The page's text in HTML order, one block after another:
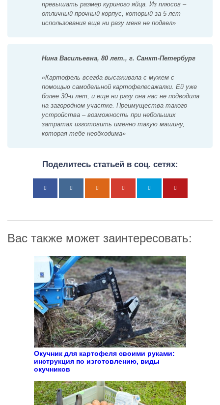
превышать размер куриного яйца. Из плюсов –
отличный прочный корпус, который за 5 лет
использования еще ни разу меня не подвел»
Нина Васильевна, 80 лет., г. Санкт-Петербург
«Картофель всегда высаживала с мужем с
помощью самодельной картофелесажалки. Ей уже
более 30-и лет, и еще ни разу она нас не подводила
на загородном участке. Преимущества такого
устройства – возможность при небольших
затратах изготовить именно такую машину,
которая тебе необходима»
Поделитесь статьей в соц. сетях:
Вас также может заинтересовать:
Окучник для картофеля своими руками:
инструкция по изготовлению, виды
окучников